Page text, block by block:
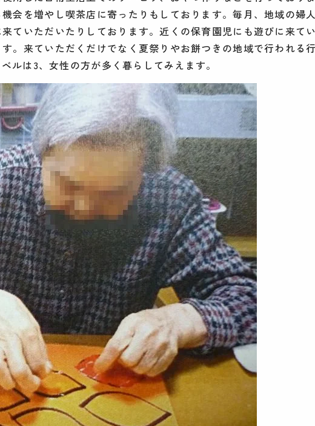
会を増やし喫茶店に寄ったりもしております。毎月、地域の婦
ていただいたりしております。近くの保育園児にも遊びに来て
。来ていただくだけでなく夏祭りやお餅つきの地域で行われる
ルは3、女性の方が多く暮らしてみえます。